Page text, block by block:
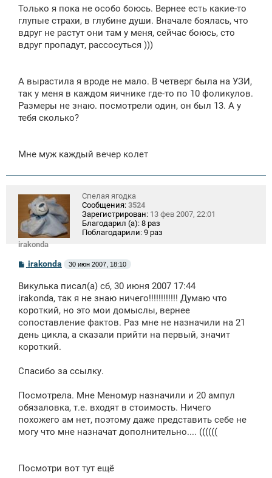
Только я пока не особо боюсь. Вернее есть какие-то
глупые страхи, в глубине души. Вначале боялась, что
вдруг не растут они там у меня, сейчас боюсь, сто
вдруг пропадут, рассосуться )))
А вырастила я вроде не мало. В четверг была на УЗИ,
так у меня в каждом яичнике где-то по 10 фоликулов.
Размеры не знаю. посмотрели один, он был 13. А у
тебя сколько?
Мне муж каждый вечер колет
irakonda
Спелая ягодка
Сообщения: 3524
Зарегистрирован: 13 фев 2007, 22:01
Благодарил (а): 8 раз
Поблагодарили: 9 раз
С
о
б
щ
н
и
irakonda 30 июн 2007, 18:10
Викулька писал(а) сб, 30 июня 2007 17:44
irakonda, так я не знаю ничего!!!!!!!!!!!! Думаю что
короткий, но это мои домыслы, вернее
сопоставление фактов. Раз мне не назначили на 21
день цикла, а сказали прийти на первый, значит
короткий.
Спасибо за ссылку.
Посмотрела. Мне Меномур назначили и 20 ампул
обязаловка, т.е. входят в стоимость. Ничего
похожего ам нет, поэтому даже представить себе не
могу что мне назначат дополнительно.... ((((((
Посмотри вот тут ещё